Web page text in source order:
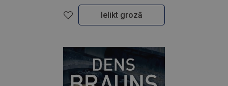
Ielikt grozā